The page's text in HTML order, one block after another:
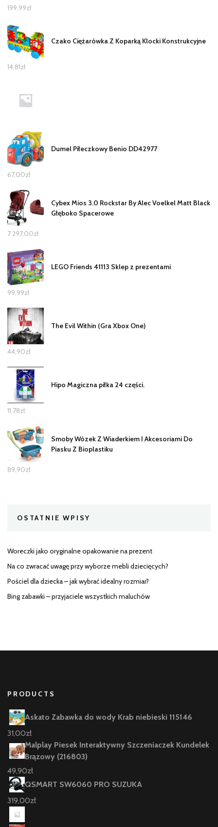
199,99zł
Czako Ciężarówka Z Koparką Klocki Konstrukcyjne
14,81zł
Dumel Piłeczkowy Benio DD42977
67,00zł
Cybex Mios 3.0 Rockstar By Alec Voelkel Matt Black
Głęboko Spacerowe
7 297,00zł
LEGO Friends 41113 Sklep z prezentami
99,99zł
The Evil Within (Gra Xbox One)
44,90zł
Hipo Magiczna piłka 24 części.
11,78zł
Smoby Wózek Z Wiaderkiem I Akcesoriami Do
Piasku Z Bioplastiku
89,90zł
OSTATNIE WPISY
Woreczki jako oryginalne opakowanie na prezent
Na co zwracać uwagę przy wyborze mebli dziecięcych?
Pościel dla dziecka – jak wybrać idealny rozmiar?
Bing zabawki – przyjaciele wszystkich maluchów
PRODUCTS
Askato Zabawka do wody Krab niebieski 115146
31,00zł
Malplay Piesek Interaktywny Szczeniaczek Kundelek
Brązowy (216803)
49,90zł
QSMART SW6060 PRO SUZUKA
319,00zł